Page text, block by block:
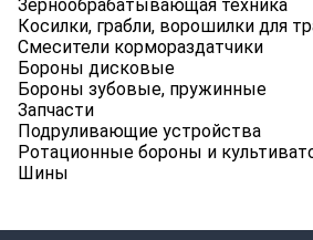
Зернообрабатывающая техника
Косилки, грабли, ворошилки для
Смесители кормораздатчики
Бороны дисковые
Бороны зубовые, пружинные
Запчасти
Подруливающие устройства
Ротационные бороны и
Шины